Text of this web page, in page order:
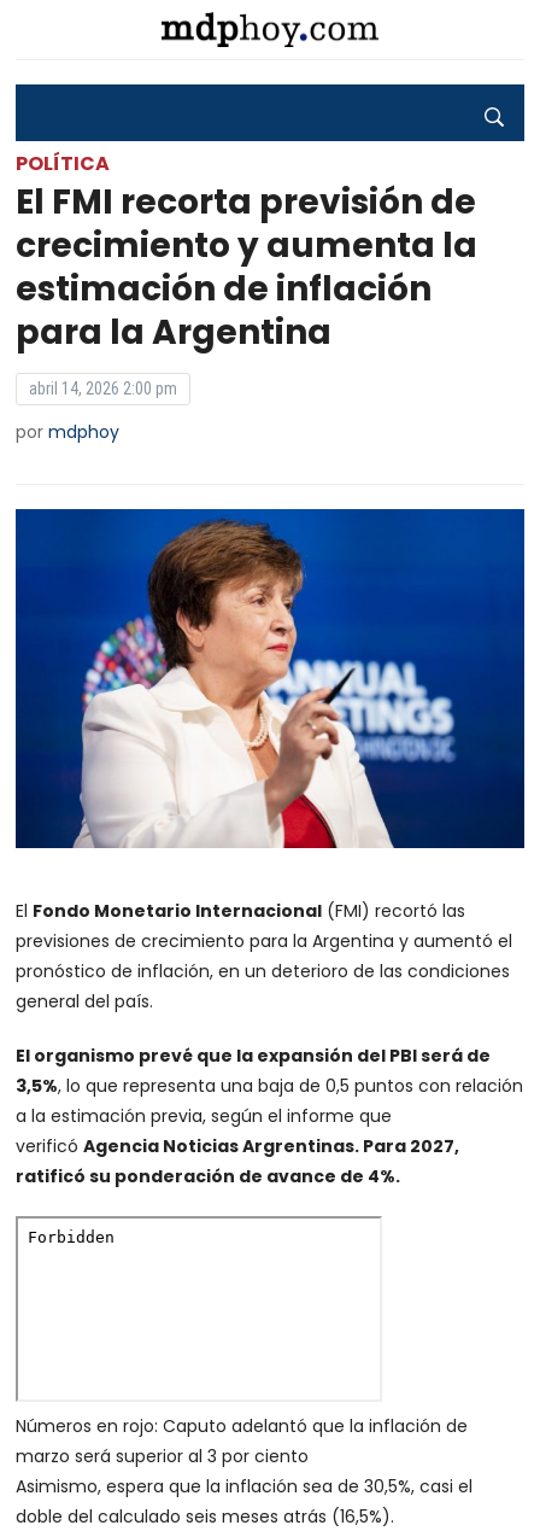
POLÍTICA
El FMI recorta previsión de
crecimiento y aumenta la
estimación de inflación
para la Argentina
abril 14, 2026 2:00 pm
pormdphoy
El Fondo Monetario Internacional (FMI) recortó las
previsiones de crecimiento para la Argentina y aumentó el
pronóstico de inflación, en un deterioro de las condiciones
general del país.
El organismo prevé que la expansión del PBI será de
3,5%, lo que representa una baja de 0,5 puntos con relación
a la estimación previa, según el informe que
verificóAgencia Noticias Argrentinas. Para 2027,
ratificó su ponderación de avance de 4%.
Números en rojo: Caputo adelantó que la inflación de
marzo será superior al 3 por ciento
Asimismo, espera que la inflación sea de 30,5%, casi el
doble del calculado seis meses atrás (16,5%).